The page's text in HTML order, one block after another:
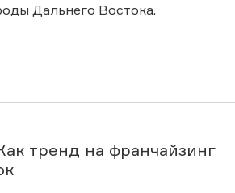
Дальнего Востока.
тренд на франчайзинг